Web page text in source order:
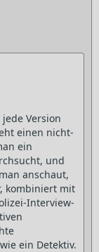
Version
einen nicht-
ein
und
anschaut,
kombiniert mit
Interview-
ein Detektiv.